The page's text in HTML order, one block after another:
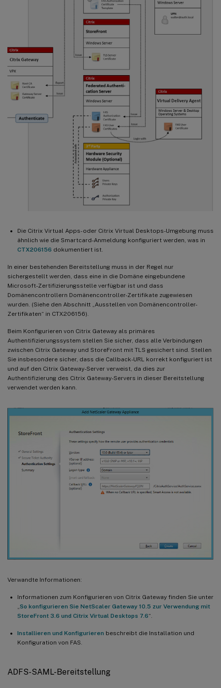
Die Citrix Virtual Apps- oder Citrix Virtual Desktops-Umgebung muss
ähnlich wie die Smartcard-Anmeldung konfiguriert werden, was in
CTX206156 dokumentiert ist.
In einer bestehenden Bereitstellung muss in der Regel nur
sichergestellt werden, dass eine in die Domäne eingebundene
Microsoft-Zertifizierungsstelle verfügbar ist und dass
Domänencontrollern Domänencontroller-Zertifikate zugewiesen
wurden. (Siehe den Abschnitt „Ausstellen von Domänencontroller-
Zertifikaten“ in CTX206156).
Beim Konfigurieren von Citrix Gateway als primäres
Authentifizierungssystem stellen Sie sicher, dass alle Verbindungen
zwischen Citrix Gateway und StoreFront mit TLS gesichert sind. Stellen
Sie insbesondere sicher, dass die Callback-URL korrekt konfiguriert ist
und auf den Citrix Gateway-Server verweist, da dies zur
Authentifizierung des Citrix Gateway-Servers in dieser Bereitstellung
verwendet werden kann.
Verwandte Informationen:
Informationen zum Konfigurieren von Citrix Gateway finden Sie unter
„So konfigurieren Sie NetScaler Gateway 10.5 zur Verwendung mit
StoreFront 3.6 und Citrix Virtual Desktops 7.6“.
Installieren und Konfigurieren beschreibt die Installation und
Konfiguration von FAS.
ADFS-SAML-Bereitstellung